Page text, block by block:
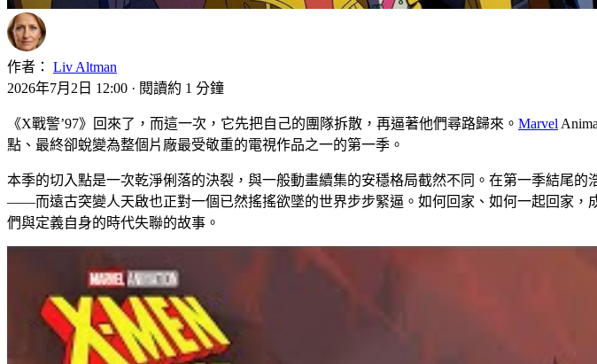
作者： Liv Altman
2026年7月2日 12:00 · 閱讀約 1 分鐘
《X戰警’97》回來了，而這一次，它先把自己的團隊拆散，再逼著他們尋路歸來。 Marvel
點、最終卻蛻變為整個片廠最受敬重的電視作品之一的第一季。
本季的切入點是一次乾淨俐落的決裂，與一般動畫續集的安穩格局截然不同。在第一季結尾
——而遠古突變人天啟也正對一個已然搖搖欲墜的世界步步緊逼。如何回家、如何一起回家
們與定義自身的時代失聯的故事。